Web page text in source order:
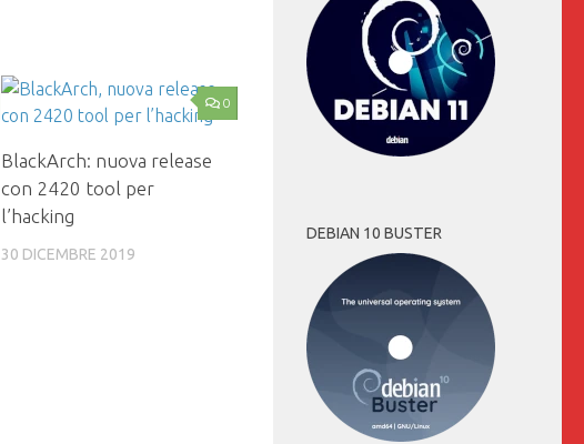
0
BlackArch: nuova release
con 2420 tool per
l’hacking
30 DICEMBRE 2019
DEBIAN 10 BUSTER